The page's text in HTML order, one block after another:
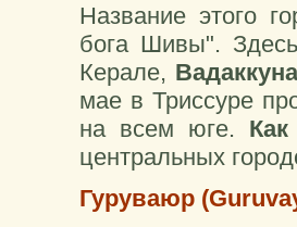
Название этого
бога Шивы".
Керале,
мае в Триссуре
на всем юге.
центральных
Гуруваюр